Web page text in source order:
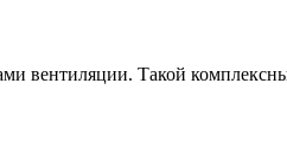
вентиляции. Такой